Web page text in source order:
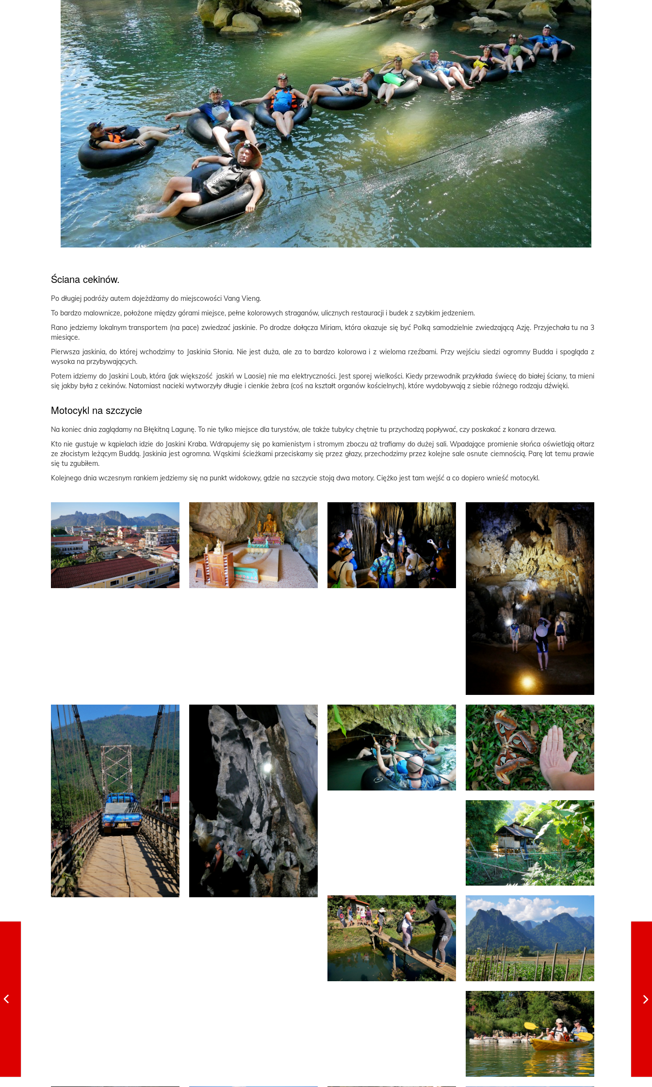
Ściana cekinów.
Po długiej podróży autem dojeżdżamy do miejscowości Vang Vieng.
To bardzo malownicze, położone między górami miejsce, pełne kolorowych straganów, ulicznych restauracji i budek z szybkim jedzeniem.
Rano jedziemy lokalnym transportem (na pace) zwiedzać jaskinie. Po drodze dołącza Miriam, która okazuje się być Polką samodzielnie zwiedzającą Azję. Przyjechała tu na 3
miesiące.
Pierwsza jaskinia, do której wchodzimy to Jaskinia Słonia. Nie jest duża, ale za to bardzo kolorowa i z wieloma rzeźbami. Przy wejściu siedzi ogromny Budda i spogląda z
wysoka na przybywających.
Potem idziemy do Jaskini Loub, która (jak większość jaskiń w Laosie) nie ma elektryczności. Jest sporej wielkości. Kiedy przewodnik przykłada świecę do białej ściany, ta mieni
się jakby była z cekinów. Natomiast nacieki wytworzyły długie i cienkie żebra (coś na kształt organów kościelnych), które wydobywają z siebie różnego rodzaju dźwięki.
Motocykl na szczycie
Na koniec dnia zaglądamy na Błękitną Lagunę. To nie tylko miejsce dla turystów, ale także tubylcy chętnie tu przychodzą popływać, czy poskakać z konara drzewa.
Kto nie gustuje w kąpielach idzie do Jaskini Kraba. Wdrapujemy się po kamienistym i stromym zboczu aż trafiamy do dużej sali. Wpadające promienie słońca oświetlają ołtarz
ze złocistym leżącym Buddą. Jaskinia jest ogromna. Wąskimi ścieżkami przeciskamy się przez głazy, przechodzimy przez kolejne sale osnute ciemnością. Parę lat temu prawie
się tu zgubiłem.
Kolejnego dnia wczesnym rankiem jedziemy się na punkt widokowy, gdzie na szczycie stoją dwa motory. Ciężko jest tam wejść a co dopiero wnieść motocykl.